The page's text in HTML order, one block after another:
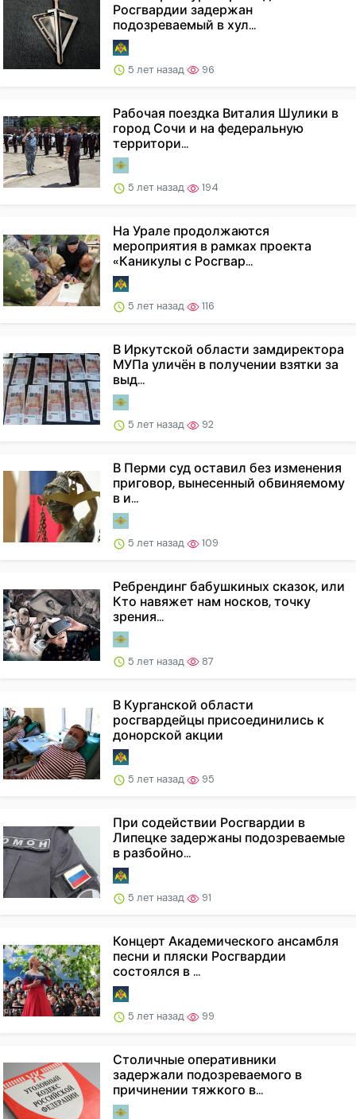
Росгвардии задержан
подозреваемый в хул...
5 лет назад 96
Рабочая поездка Виталия Шулики в
город Сочи и на федеральную
территори...
5 лет назад 194
На Урале продолжаются
мероприятия в рамках проекта
«Каникулы с Росгвар...
5 лет назад 116
В Иркутской области замдиректора
МУПа уличён в получении взятки за
выд...
5 лет назад 92
В Перми суд оставил без изменения
приговор, вынесенный обвиняемому
в и...
5 лет назад 109
Ребрендинг бабушкиных сказок, или
Кто навяжет нам носков, точку
зрения...
5 лет назад 87
В Курганской области
росгвардейцы присоединились к
донорской акции
5 лет назад 95
При содействии Росгвардии в
Липецке задержаны подозреваемые
в разбойно...
5 лет назад 91
Концерт Академического ансамбля
песни и пляски Росгвардии
состоялся в ...
5 лет назад 99
Столичные оперативники
задержали подозреваемого в
причинении тяжкого в...